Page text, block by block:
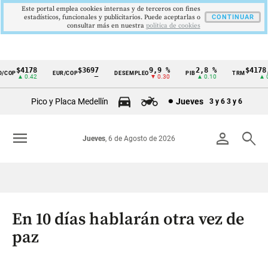
Cintillo
Colombia
$4178
▲ 0.42
EUR/COP$3697 DESEMPLEO 9,9 %
▼ 0.30
2,8 %
▲ 0.10
TRM
▲
Pico y Placa Medellín Jueves 3 y 6 3 y 6
person search
Jueves, 6 de Agosto de 2026
menu
En 10 días hablarán otra vez de
paz
Este portal emplea cookies internas y de terceros con fines
estadísticos, funcionales y publicitarios. Puede aceptarlas o
consultar más en nuestra politica de cookies
CONTINUAR